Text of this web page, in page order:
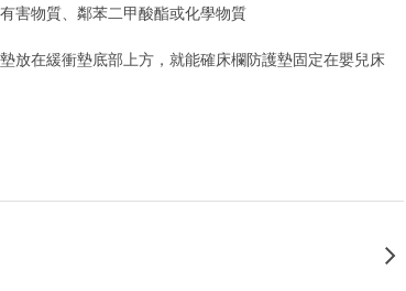
害物質、鄰苯二甲酸酯或化學物質
放在緩衝墊底部上方，就能確床欄防護墊固定在嬰兒床